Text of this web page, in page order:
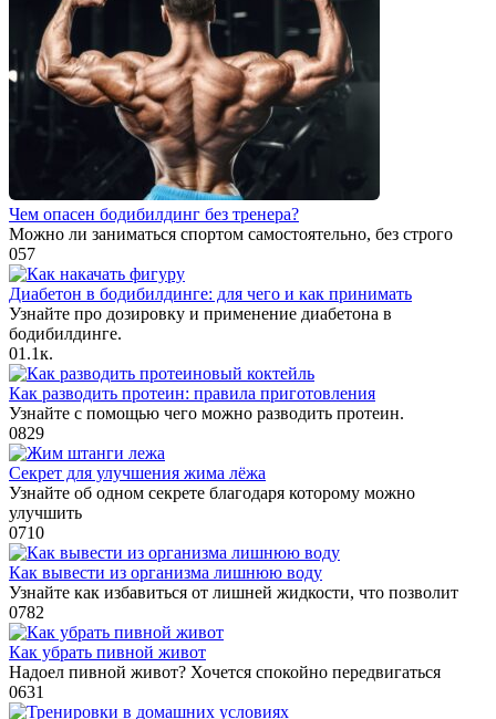
Чем опасен бодибилдинг без тренера?
Можно ли заниматься спортом самостоятельно, без строго
057
Диабетон в бодибилдинге: для чего и как принимать
Узнайте про дозировку и применение диабетона в
бодибилдинге.
01.1к.
Как разводить протеин: правила приготовления
Узнайте с помощью чего можно разводить протеин.
0829
Секрет для улучшения жима лёжа
Узнайте об одном секрете благодаря которому можно
улучшить
0710
Как вывести из организма лишнюю воду
Узнайте как избавиться от лишней жидкости, что позволит
0782
Как убрать пивной живот
Надоел пивной живот? Хочется спокойно передвигаться
0631